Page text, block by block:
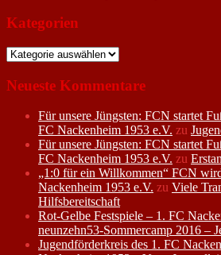
Kategorien
Kategorien
Neueste Kommentare
Für unsere Jüngsten: FCN startet
FC Nackenheim 1953 e.V. zu
Für unsere Jüngsten: FCN startet
FC Nackenheim 1953 e.V. zu
„1:0 für ein Willkommen“ FCN
Nackenheim 1953 e.V. zu Viele
Hilfsbereitschaft
Rot-Gelbe Festspiele – 1. FC
neunzehn53-Sommercamp 2016 –
Jugendförderkreis des 1. FC